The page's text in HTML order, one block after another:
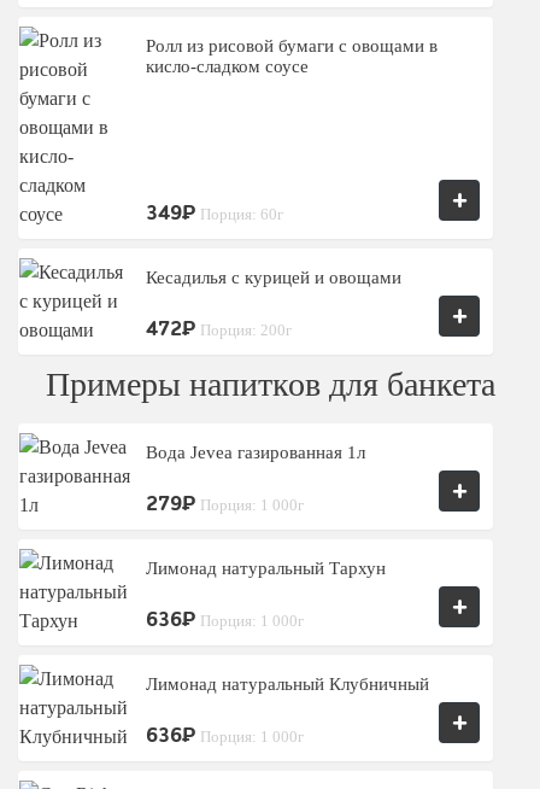
Ролл из рисовой бумаги с овощами в
кисло-сладком соусе
349₽ Порция: 60г +
Кесадилья с курицей и овощами
472₽ Порция: 200г +
Примеры напитков для банкета
Вода Jevea газированная 1л
279₽ Порция: 1 000г +
Лимонад натуральный Тархун
636₽ Порция: 1 000г +
Лимонад натуральный Клубничный
636₽ Порция: 1 000г +